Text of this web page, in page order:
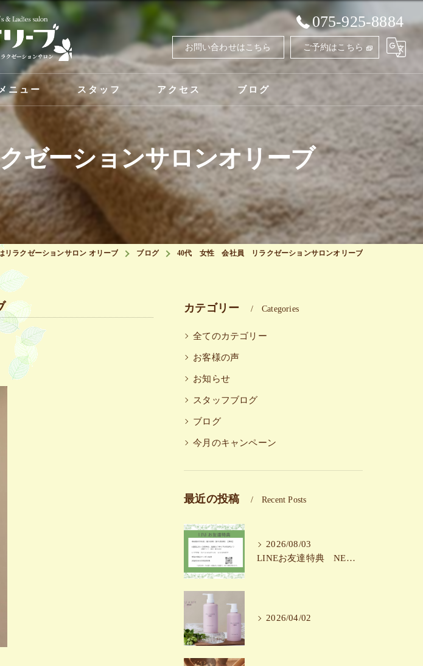
075-925-8884
お問い合わせはこちら ご予約はこちら
メニュー スタッフ アクセス ブログ
ーションサロンオリーブ
リラクゼーションサロン オリーブ ブログ 40代 女性 会社員 リラクゼーションサロンオリーブ
カテゴリー Categories
全てのカテゴリー
お客様の声
お知らせ
スタッフブログ
ブログ
今月のキャンペーン
最近の投稿 Recent Posts
2026/08/03
LINEお友達特典 NEW!！
2026/04/02